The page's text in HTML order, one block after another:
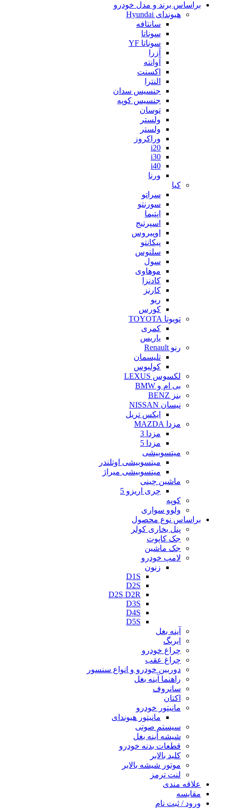
براساس برند و مدل خودرو
هیوندای Hyundai
سانتافه
سوناتا
سوناتا YF
آزرا
آوانته
اکسنت
النترا
جنسیس سدان
جنسیس کوپه
توسان
ولستر
ولستر
وراکروز
i20
i30
i40
ورنا
کیا
سراتو
سورنتو
اپتیما
اسپرتیج
اوپیروس
پیکانتو
سلتوس
سول
موهاوی
کادنزا
کارنز
ریو
کورس
تویوتا TOYOTA
کمری
یاریس
رنو Renault
تلیسمان
کولیوس
لکسوس LEXUS
بی ام و BMW
بنز BENZ
نیسان NISSAN
ایکس تریل
مزدا MAZDA
مزدا 3
مزدا 5
میتسوبیشی
میتسوبیشی اوتلندر
میتسوبیشی میراژ
ماشین چینی
چری اریزو 5
کوپه
ولوو سواری
براساس نوع محصول
پنل بخاری کولر
جک کاپوت
جک ماشین
لامپ خودرو
زنون
D1S
D2S
D2S D2R
D3S
D4S
D5S
آینه بغل
ایربگ
چراغ خودرو
چراغ عقب
دوربین خودرو و انواع سنسور
راهنما آینه بغل
سانروف
اکتان
مانیتور خودرو
مانیتور هیوندای
سیستم صوتی
شیشه آینه بغل
قطعات بدنه خودرو
کلید بالابر
موتور شیشه بالابر
لنت ترمز
علاقه مندی
مقایسه
ورود / ثبت نام